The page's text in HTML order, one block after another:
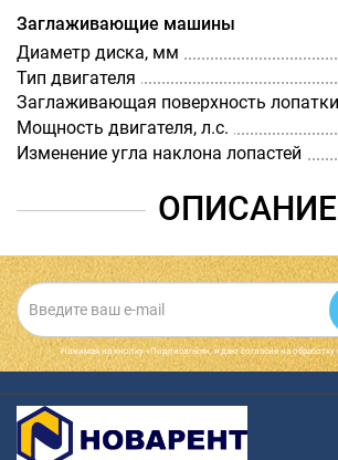
Заглаживающие машины
Диаметр диска, мм
Тип двигателя
Заглаживающая поверхность
Мощность двигателя, л.с.
Изменение угла наклона лопастей
ОПИСАНИЕ
Нажимая на кнопку «Подписаться», я даю cогласие на